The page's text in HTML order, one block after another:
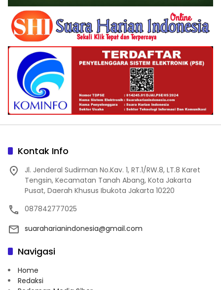
Kontak Info
Jl. Jenderal Sudirman No.Kav. 1, RT.1/RW.8, LT.8 Karet
Tengsin, Kecamatan Tanah Abang, Kota Jakarta
Pusat, Daerah Khusus Ibukota Jakarta 10220
087842777025
suaraharianindonesia@gmail.com
Navigasi
Home
Redaksi